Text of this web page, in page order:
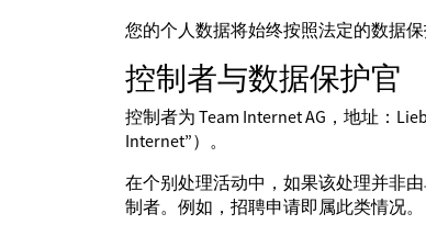
您的个人数据将始终按照法定的数据
控制者与数据保护官
控制者为 Team Internet AG，地址：
Internet”）。
在个别处理活动中，如果该处理并非
制者。例如，招聘申请即属此类情况。